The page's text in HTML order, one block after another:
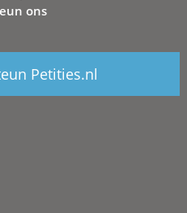
ons
Petities.nl